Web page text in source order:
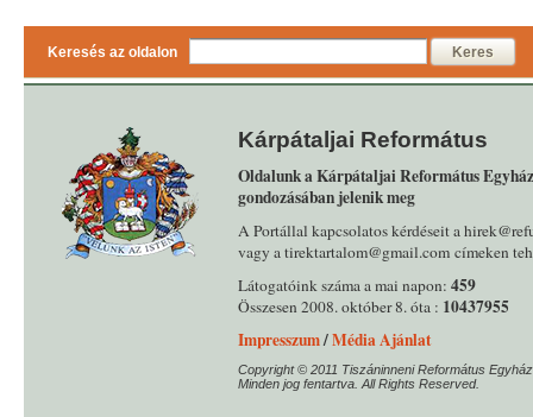
Keresés az oldalon Keres
Kárpátaljai Református
Oldalunk a Kárpátaljai Református
gondozásában jelenik meg
A Portállal kapcsolatos kérdéseit a
vagy a tirektartalom@gmail.com címeken
Látogatóink száma a mai napon: 459
Összesen 2008. október 8. óta : 10437955
Impresszum/Média Ajánlat
Copyright © 2011 Tiszáninneni Református
Minden jog fentartva. All Rights Reserved.